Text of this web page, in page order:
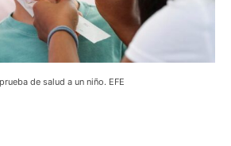
de salud a un niño. EFE